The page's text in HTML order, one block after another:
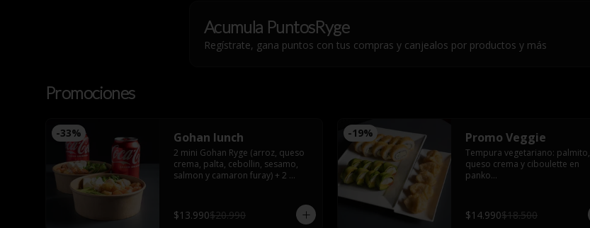
Acumula PuntosRyge
Regístrate, gana puntos con tus compras y canjealos por productos y más
Promociones
-33% Gohan lunch
2 mini Gohan Ryge (arroz, queso
crema, palta, cebollin, sesamo,
salmon y camaron furay) + 2
$13.990$20.990
-19% Promo Veggie
Tempura vegetariano: palmito,
queso crema y ciboulette en
panko
palta sin arroz
Gyozas de champiñón queso
$14.990$18.500